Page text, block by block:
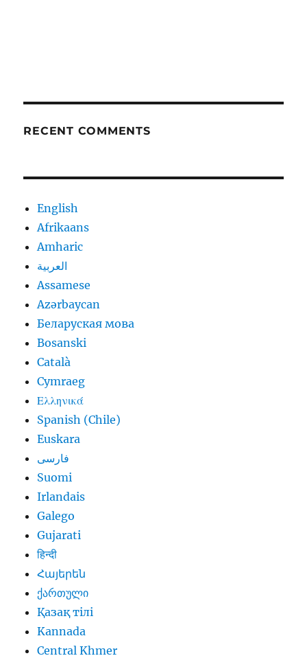
RECENT COMMENTS
English
Afrikaans
Amharic
العربية
Assamese
Azərbaycan
Беларуская мова
Bosanski
Català
Cymraeg
Ελληνικά
Spanish (Chile)
Euskara
فارسی
Suomi
Irlandais
Galego
Gujarati
हिन्दी
Հայերեն
ქართული
Қазақ тілі
Kannada
Central Khmer